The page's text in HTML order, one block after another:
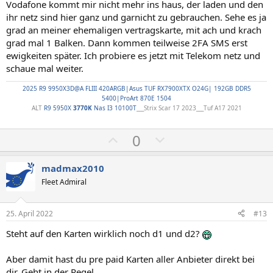
Vodafone kommt mir nicht mehr ins haus, der laden und den
ihr netz sind hier ganz und garnicht zu gebrauchen. Sehe es ja
grad an meiner ehemaligen vertragskarte, mit ach und krach
grad mal 1 Balken. Dann kommen teilweise 2FA SMS erst
ewigkeiten später. Ich probiere es jetzt mit Telekom netz und
schaue mal weiter.
2025 R9 9950X3D@A FLIII 420ARGB|Asus TUF RX7900XTX O24G| 192GB DDR5
5400|ProArt 870E 1504
ALTR9 5950X 3770K Nas I3 10100T___Strix Scar 17 2023___Tuf A17 2021
o
t
v
e
S
0
e
t
v
e
S
madmax2010
Fleet Admiral
25. April 2022 #13
Steht auf den Karten wirklich noch d1 und d2?
Aber damit hast du pre paid Karten aller Anbieter direkt bei